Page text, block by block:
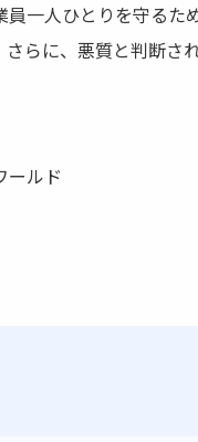
一人ひとりを守るた
さらに、悪質と判断
ールド